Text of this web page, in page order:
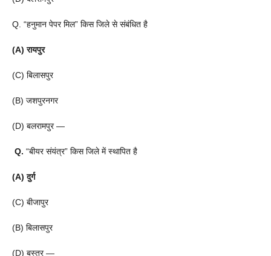
Q. “हनुमान पेपर मिल” किस जिले से संबंधित है
(A) रायपुर
(C) बिलासपुर
(B) जशपुरनगर
(D) बलरामपुर —
Q. “बीयर संयंत्र” किस जिले में स्थापित है
(A) दुर्ग
(C) बीजापुर
(B) बिलासपुर
(D) बस्तर —